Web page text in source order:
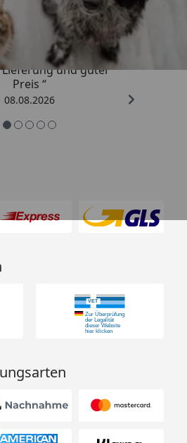
4,73/ 5
Lieferung und guter
Preis “
08.08.2026